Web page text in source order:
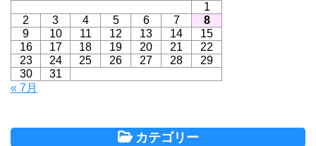
1
2
3 4 5 6 7
8
9
10 11 12 13 14
15
16
17 18 19 20 21
22
23
24 25 26 27 28
29
30
31
« 7月
カテゴリー